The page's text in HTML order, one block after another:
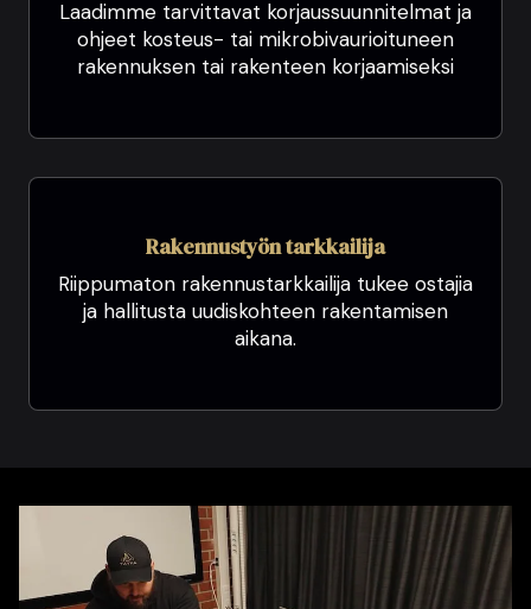
Laadimme tarvittavat korjaussuunnitelmat ja
ohjeet kosteus- tai mikrobivaurioituneen
rakennuksen tai rakenteen korjaamiseksi
Rakennustyön tarkkailija
Riippumaton rakennustarkkailija tukee ostajia
ja hallitusta uudiskohteen rakentamisen
aikana.